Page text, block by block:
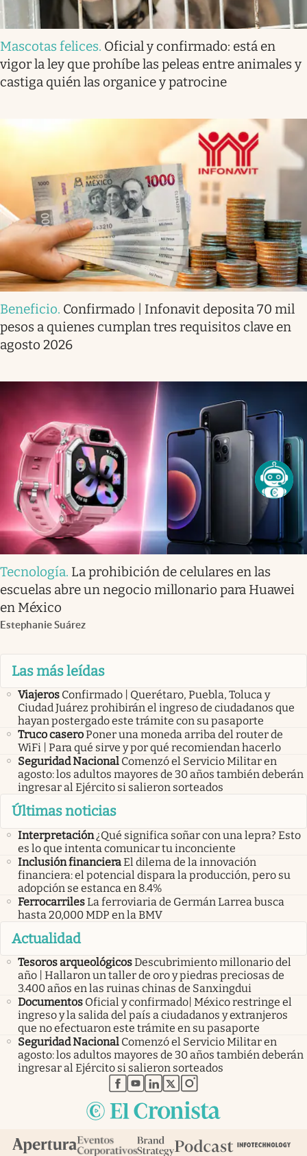
Mascotas felices. Oficial y confirmado: está en
vigor la ley que prohíbe las peleas entre animales y
castiga quién las organice y patrocine
Beneficio. Confirmado | Infonavit deposita 70 mil
pesos a quienes cumplan tres requisitos clave en
agosto 2026
Tecnología. La prohibición de celulares en las
escuelas abre un negocio millonario para Huawei
en México
Estephanie Suárez
Las más leídas
Viajeros Confirmado | Querétaro, Puebla, Toluca y
Ciudad Juárez prohibirán el ingreso de ciudadanos que
hayan postergado este trámite con su pasaporte
Truco caseroPoner una moneda arriba del router de
WiFi | Para qué sirve y por qué recomiendan hacerlo
Seguridad Nacional Comenzó el Servicio Militar en
agosto: los adultos mayores de 30 años también deberán
ingresar al Ejército si salieron sorteados
Últimas noticias
Interpretación ¿Qué significa soñar con una lepra? Esto
es lo que intenta comunicar tu inconciente
Inclusión financieraEl dilema de la innovación
financiera: el potencial dispara la producción, pero su
adopción se estanca en 8.4%
FerrocarrilesLa ferroviaria de Germán Larrea busca
hasta 20,000 MDP en la BMV
Actualidad
Tesoros arqueológicosDescubrimiento millonario del
año | Hallaron un taller de oro y piedras preciosas de
3.400 años en las ruinas chinas de Sanxingdui
Documentos Oficial y confirmado| México restringe el
ingreso y la salida del país a ciudadanos y extranjeros
que no efectuaron este trámite en su pasaporte
Seguridad Nacional Comenzó el Servicio Militar en
agosto: los adultos mayores de 30 años también deberán
ingresar al Ejército si salieron sorteados
abre en nueva pestaña
abre en nueva pestaña
abre en nueva pestaña
abre en nueva pestaña
abre en nueva pestaña